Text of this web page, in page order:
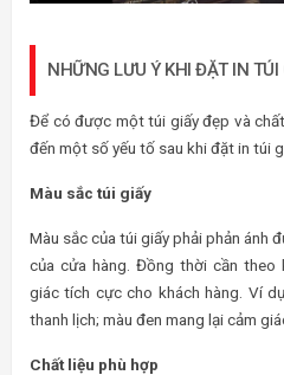
NHỮNG LƯU Ý KHI ĐẶT IN
Để có được một túi giấy đẹp và
đến một số yếu tố sau khi đặt in túi
Màu sắc túi giấy
Màu sắc của túi giấy phải phản ánh
của cửa hàng. Đồng thời cần theo
giác tích cực cho khách hàng. Ví
thanh lịch; màu đen mang lại cảm
Chất liệu phù hợp